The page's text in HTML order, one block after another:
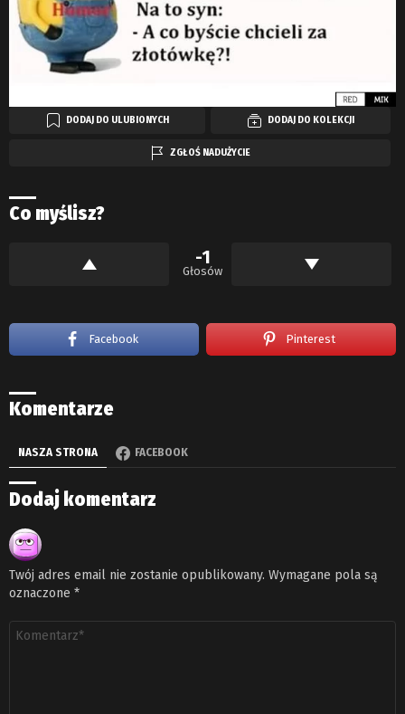
DODAJ DO ULUBIONYCH DODAJ DO KOLEKCJI
ZGŁOŚ NADUŻYCIE
Co myślisz?
-1
Głosów
Facebook Pinterest
Komentarze
NASZA STRONA FACEBOOK
Dodaj komentarz
Twój adres email nie zostanie opublikowany. Wymagane pola są
oznaczone *